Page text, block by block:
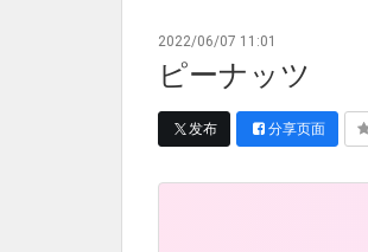
2022/06/07 11:01
ピーナッツ
发布 分享页面